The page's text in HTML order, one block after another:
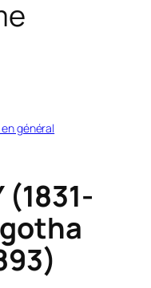
général
(1831-